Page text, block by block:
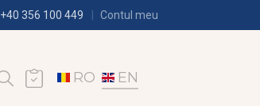
+40 356 100 449 Contul meu
RO EN